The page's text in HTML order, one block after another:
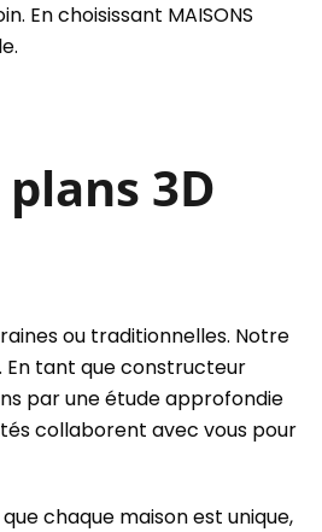
En choisissant MAISONS
3D
ou traditionnelles. Notre
En tant que constructeur
par une étude approfondie
collaborent avec vous pour
chaque maison est unique,